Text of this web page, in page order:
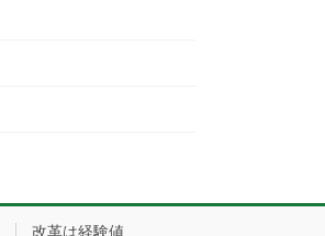
改革は経験値